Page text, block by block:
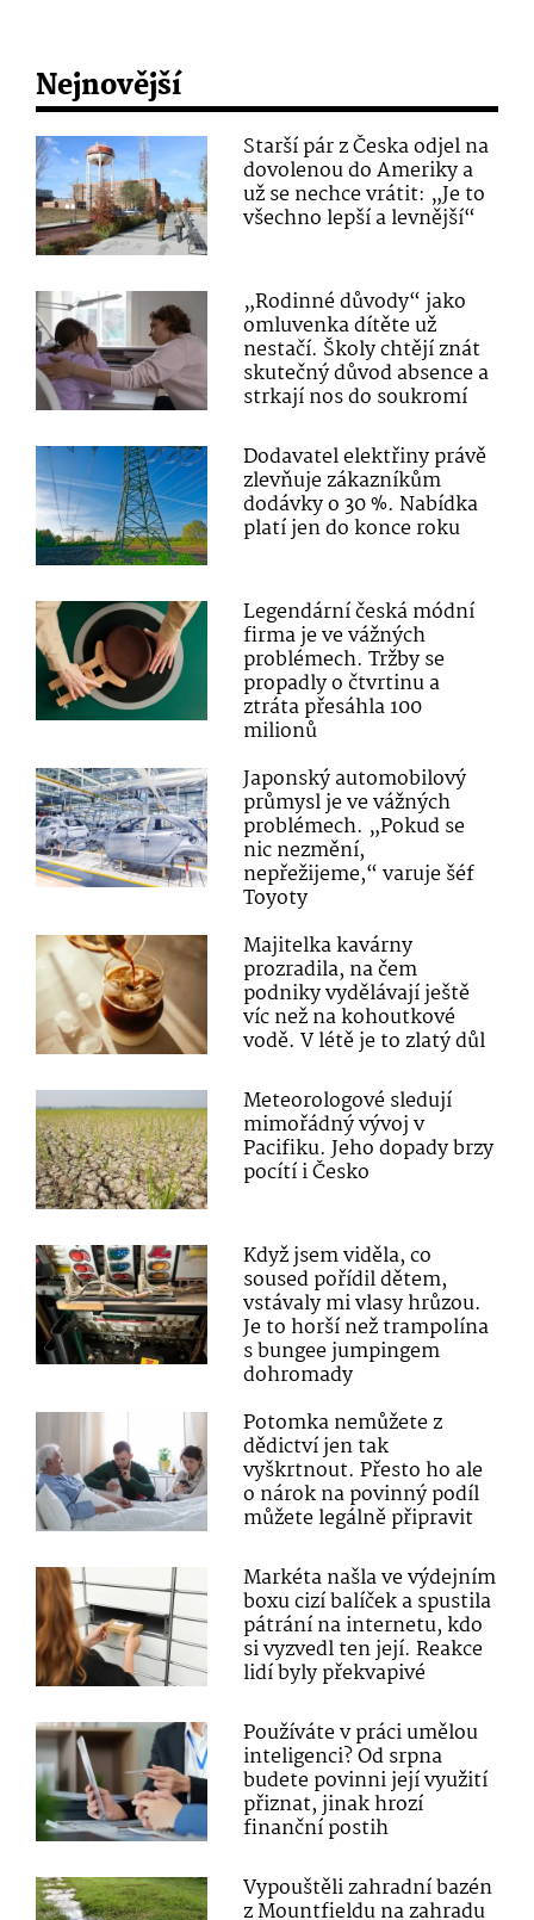
Nejnovější
Starší pár z Česka odjel na
dovolenou do Ameriky a
už se nechce vrátit: „Je to
všechno lepší a levnější“
„Rodinné důvody“ jako
omluvenka dítěte už
nestačí. Školy chtějí znát
skutečný důvod absence a
strkají nos do soukromí
Dodavatel elektřiny právě
zlevňuje zákazníkům
dodávky o 30 %. Nabídka
platí jen do konce roku
Legendární česká módní
firma je ve vážných
problémech. Tržby se
propadly o čtvrtinu a
ztráta přesáhla 100
milionů
Japonský automobilový
průmysl je ve vážných
problémech. „Pokud se
nic nezmění,
nepřežijeme,“ varuje šéf
Toyoty
Majitelka kavárny
prozradila, na čem
podniky vydělávají ještě
víc než na kohoutkové
vodě. V létě je to zlatý důl
Meteorologové sledují
mimořádný vývoj v
Pacifiku. Jeho dopady brzy
pocítí i Česko
Když jsem viděla, co
soused pořídil dětem,
vstávaly mi vlasy hrůzou.
Je to horší než trampolína
s bungee jumpingem
dohromady
Potomka nemůžete z
dědictví jen tak
vyškrtnout. Přesto ho ale
o nárok na povinný podíl
můžete legálně připravit
Markéta našla ve výdejním
boxu cizí balíček a spustila
pátrání na internetu, kdo
si vyzvedl ten její. Reakce
lidí byly překvapivé
Používáte v práci umělou
inteligenci? Od srpna
budete povinni její využití
přiznat, jinak hrozí
finanční postih
Vypouštěli zahradní bazén
z Mountfieldu na zahradu